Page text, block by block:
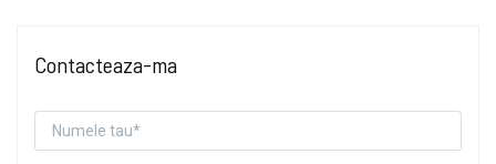
Contacteaza-ma